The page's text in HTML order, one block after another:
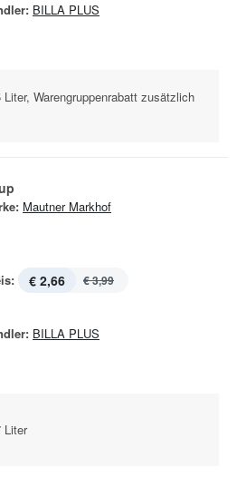
BILLA PLUS
Warengruppenrabatt zusätzlich
Mautner Markhof
€ 2,66 € 3,99
BILLA PLUS
Liter